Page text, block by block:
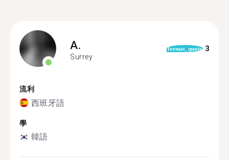
A.
Surrey
format_quote 3
流利
西班牙語
學
韓語